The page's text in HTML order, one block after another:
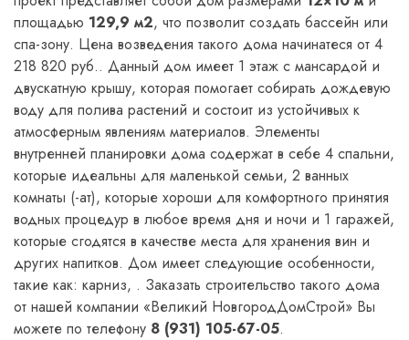
площадью 129,9 м2, что позволит создать бассейн или
спа-зону. Цена возведения такого дома начинатеся от 4
218 820 руб.. Данный дом имеет 1 этаж с мансардой и
двускатную крышу, которая помогает собирать дождевую
воду для полива растений и состоит из устойчивых к
атмосферным явлениям материалов. Элементы
внутренней планировки дома содержат в себе 4 спальни,
которые идеальны для маленькой семьи, 2 ванных
комнаты (-ат), которые хороши для комфортного принятия
водных процедур в любое время дня и ночи и 1 гаражей,
которые сгодятся в качестве места для хранения вин и
других напитков. Дом имеет следующие особенности,
такие как: карниз, . Заказать строительство такого дома
от нашей компании «Великий НовгородДомСтрой» Вы
можете по телефону 8 (931) 105-67-05.